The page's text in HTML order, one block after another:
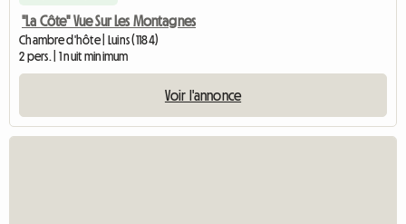
''La Côte" Vue Sur Les Montagnes
Chambre d'hôte | Luins (1184)
2 pers. | 1 nuit minimum
Voir l'annonce